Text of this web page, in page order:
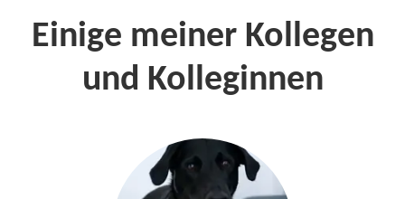
Einige meiner Kollegen
und Kolleginnen